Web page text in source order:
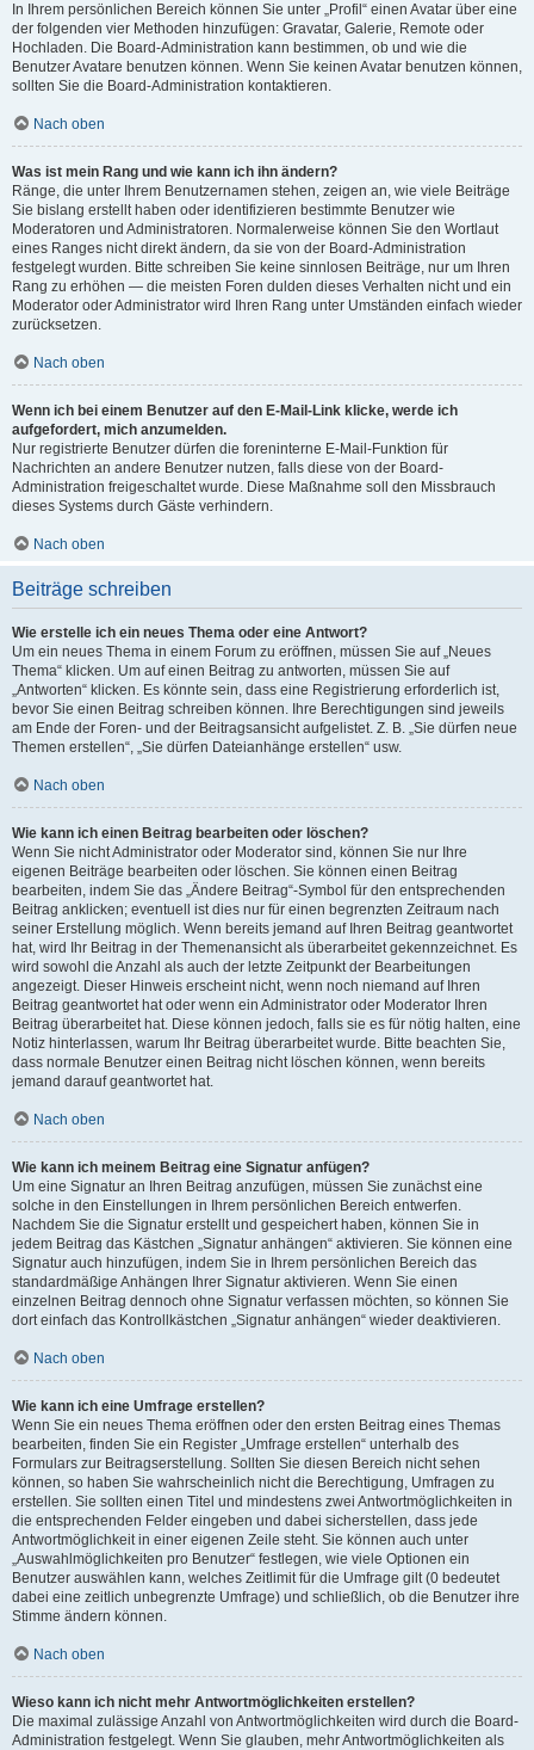
In Ihrem persönlichen Bereich können Sie unter „Profil“ einen Avatar über eine
der folgenden vier Methoden hinzufügen: Gravatar, Galerie, Remote oder
Hochladen. Die Board-Administration kann bestimmen, ob und wie die
Benutzer Avatare benutzen können. Wenn Sie keinen Avatar benutzen können,
sollten Sie die Board-Administration kontaktieren.
Nach oben
Was ist mein Rang und wie kann ich ihn ändern?
Ränge, die unter Ihrem Benutzernamen stehen, zeigen an, wie viele Beiträge
Sie bislang erstellt haben oder identifizieren bestimmte Benutzer wie
Moderatoren und Administratoren. Normalerweise können Sie den Wortlaut
eines Ranges nicht direkt ändern, da sie von der Board-Administration
festgelegt wurden. Bitte schreiben Sie keine sinnlosen Beiträge, nur um Ihren
Rang zu erhöhen — die meisten Foren dulden dieses Verhalten nicht und ein
Moderator oder Administrator wird Ihren Rang unter Umständen einfach wieder
zurücksetzen.
Nach oben
Wenn ich bei einem Benutzer auf den E-Mail-Link klicke, werde ich
aufgefordert, mich anzumelden.
Nur registrierte Benutzer dürfen die foreninterne E-Mail-Funktion für
Nachrichten an andere Benutzer nutzen, falls diese von der Board-
Administration freigeschaltet wurde. Diese Maßnahme soll den Missbrauch
dieses Systems durch Gäste verhindern.
Nach oben
Beiträge schreiben
Wie erstelle ich ein neues Thema oder eine Antwort?
Um ein neues Thema in einem Forum zu eröffnen, müssen Sie auf „Neues
Thema“ klicken. Um auf einen Beitrag zu antworten, müssen Sie auf
„Antworten“ klicken. Es könnte sein, dass eine Registrierung erforderlich ist,
bevor Sie einen Beitrag schreiben können. Ihre Berechtigungen sind jeweils
am Ende der Foren- und der Beitragsansicht aufgelistet. Z. B. „Sie dürfen neue
Themen erstellen“, „Sie dürfen Dateianhänge erstellen“ usw.
Nach oben
Wie kann ich einen Beitrag bearbeiten oder löschen?
Wenn Sie nicht Administrator oder Moderator sind, können Sie nur Ihre
eigenen Beiträge bearbeiten oder löschen. Sie können einen Beitrag
bearbeiten, indem Sie das „Ändere Beitrag“-Symbol für den entsprechenden
Beitrag anklicken; eventuell ist dies nur für einen begrenzten Zeitraum nach
seiner Erstellung möglich. Wenn bereits jemand auf Ihren Beitrag geantwortet
hat, wird Ihr Beitrag in der Themenansicht als überarbeitet gekennzeichnet. Es
wird sowohl die Anzahl als auch der letzte Zeitpunkt der Bearbeitungen
angezeigt. Dieser Hinweis erscheint nicht, wenn noch niemand auf Ihren
Beitrag geantwortet hat oder wenn ein Administrator oder Moderator Ihren
Beitrag überarbeitet hat. Diese können jedoch, falls sie es für nötig halten, eine
Notiz hinterlassen, warum Ihr Beitrag überarbeitet wurde. Bitte beachten Sie,
dass normale Benutzer einen Beitrag nicht löschen können, wenn bereits
jemand darauf geantwortet hat.
Nach oben
Wie kann ich meinem Beitrag eine Signatur anfügen?
Um eine Signatur an Ihren Beitrag anzufügen, müssen Sie zunächst eine
solche in den Einstellungen in Ihrem persönlichen Bereich entwerfen.
Nachdem Sie die Signatur erstellt und gespeichert haben, können Sie in
jedem Beitrag das Kästchen „Signatur anhängen“ aktivieren. Sie können eine
Signatur auch hinzufügen, indem Sie in Ihrem persönlichen Bereich das
standardmäßige Anhängen Ihrer Signatur aktivieren. Wenn Sie einen
einzelnen Beitrag dennoch ohne Signatur verfassen möchten, so können Sie
dort einfach das Kontrollkästchen „Signatur anhängen“ wieder deaktivieren.
Nach oben
Wie kann ich eine Umfrage erstellen?
Wenn Sie ein neues Thema eröffnen oder den ersten Beitrag eines Themas
bearbeiten, finden Sie ein Register „Umfrage erstellen“ unterhalb des
Formulars zur Beitragserstellung. Sollten Sie diesen Bereich nicht sehen
können, so haben Sie wahrscheinlich nicht die Berechtigung, Umfragen zu
erstellen. Sie sollten einen Titel und mindestens zwei Antwortmöglichkeiten in
die entsprechenden Felder eingeben und dabei sicherstellen, dass jede
Antwortmöglichkeit in einer eigenen Zeile steht. Sie können auch unter
„Auswahlmöglichkeiten pro Benutzer“ festlegen, wie viele Optionen ein
Benutzer auswählen kann, welches Zeitlimit für die Umfrage gilt (0 bedeutet
dabei eine zeitlich unbegrenzte Umfrage) und schließlich, ob die Benutzer ihre
Stimme ändern können.
Nach oben
Wieso kann ich nicht mehr Antwortmöglichkeiten erstellen?
Die maximal zulässige Anzahl von Antwortmöglichkeiten wird durch die Board-
Administration festgelegt. Wenn Sie glauben, mehr Antwortmöglichkeiten als